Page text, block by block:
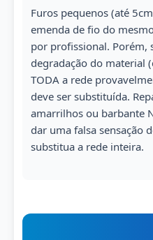
Furos pequenos (até
emenda de fio do
por profissional. Porém,
degradação do material
TODA a rede
deve ser substituída.
amarrilhos ou barbante
dar uma falsa sensação
substitua a rede inteira.